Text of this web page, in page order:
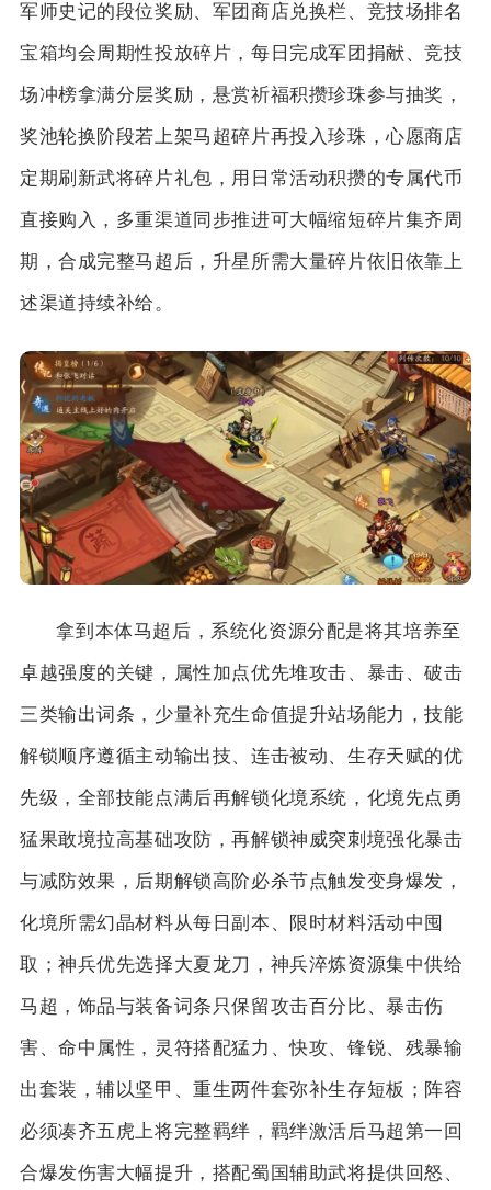
军师史记的段位奖励、军团商店兑换栏、竞技场排名
宝箱均会周期性投放碎片，每日完成军团捐献、竞技
场冲榜拿满分层奖励，悬赏祈福积攒珍珠参与抽奖，
奖池轮换阶段若上架马超碎片再投入珍珠，心愿商店
定期刷新武将碎片礼包，用日常活动积攒的专属代币
直接购入，多重渠道同步推进可大幅缩短碎片集齐周
期，合成完整马超后，升星所需大量碎片依旧依靠上
述渠道持续补给。
拿到本体马超后，系统化资源分配是将其培养至
卓越强度的关键，属性加点优先堆攻击、暴击、破击
三类输出词条，少量补充生命值提升站场能力，技能
解锁顺序遵循主动输出技、连击被动、生存天赋的优
先级，全部技能点满后再解锁化境系统，化境先点勇
猛果敢境拉高基础攻防，再解锁神威突刺境强化暴击
与减防效果，后期解锁高阶必杀节点触发变身爆发，
化境所需幻晶材料从每日副本、限时材料活动中囤
取；神兵优先选择大夏龙刀，神兵淬炼资源集中供给
马超，饰品与装备词条只保留攻击百分比、暴击伤
害、命中属性，灵符搭配猛力、快攻、锋锐、残暴输
出套装，辅以坚甲、重生两件套弥补生存短板；阵容
必须凑齐五虎上将完整羁绊，羁绊激活后马超第一回
合爆发伤害大幅提升，搭配蜀国辅助武将提供回怒、